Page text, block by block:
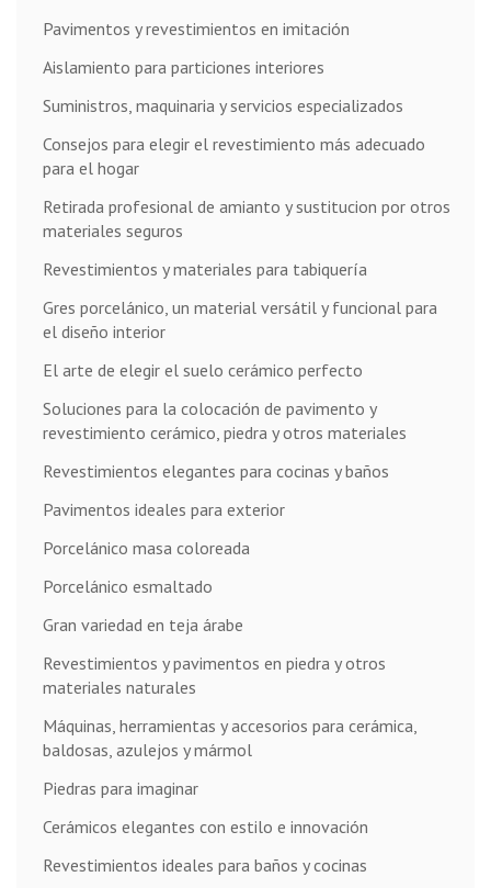
Pavimentos y revestimientos en imitación
Aislamiento para particiones interiores
Suministros, maquinaria y servicios especializados
Consejos para elegir el revestimiento más adecuado
para el hogar
Retirada profesional de amianto y sustitucion por otros
materiales seguros
Revestimientos y materiales para tabiquería
Gres porcelánico, un material versátil y funcional para
el diseño interior
El arte de elegir el suelo cerámico perfecto
Soluciones para la colocación de pavimento y
revestimiento cerámico, piedra y otros materiales
Revestimientos elegantes para cocinas y baños
Pavimentos ideales para exterior
Porcelánico masa coloreada
Porcelánico esmaltado
Gran variedad en teja árabe
Revestimientos y pavimentos en piedra y otros
materiales naturales
Máquinas, herramientas y accesorios para cerámica,
baldosas, azulejos y mármol
Piedras para imaginar
Cerámicos elegantes con estilo e innovación
Revestimientos ideales para baños y cocinas